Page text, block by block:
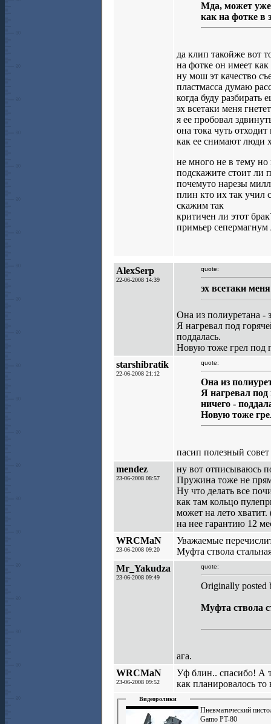
Мда, может уже
как на фотке в
да клип такойже вот
на фотке он имеет
ну мош эт качество
пластмасса думаю
когда буду разбирать
эх всетаки меня
я ее пробовал
она тока чуть
как ее снимают люди
не много не в тему но
подскажите стоит ли
почемуто нарезы
плин кто их так учил
скажим так
критичен ли этот
примьер сепермагнум
AlexSerp
22-06-2008 14:39
quote:
эх всетаки
Она из полиуретана -
Я нагревал под
поддалась.
Новую тоже грел под
starshibratik
22-06-2008 21:12
quote:
Она из
Я нагревал под
ничего -
Новую тоже
пасип полезный
mendez
23-06-2008 08:57
ну вот отписываюсь
Пружина тоже не
Ну что делать все
как там кольцо
может на лето
на нее гарантию 12
WRCMaN
23-06-2008 09:20
Уважаемые
Муфта ствола
Mr_Yakudza
23-06-2008 09:49
quote:
Originally
Муфта ствола
ага.
WRCMaN
23-06-2008 09:52
Уф блин.. спасибо! А
как планировалось
Видеоролики
Пневматический
Gamo PT-80